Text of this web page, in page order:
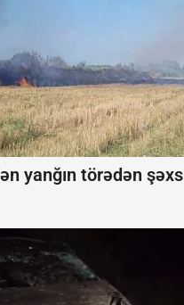
yanğın törədən şəxs